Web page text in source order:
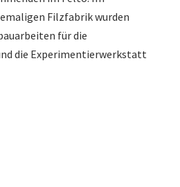
Filzfabrik wurden
für die
die Experimentierwerkstatt